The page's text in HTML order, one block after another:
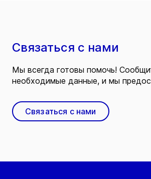
Связаться с нами
Мы всегда готовы помочь!
необходимые данные, и мы
Связаться с нами